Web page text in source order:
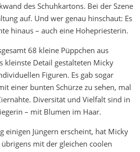
des Schuhkartons. Bei der Szene
auf. Und wer genau hinschaut: Es
hinaus – auch eine Hohepriesterin.
68 kleine Püppchen aus
kleinste Detail gestalteten Micky
Figuren. Es gab sogar
einer bunten Schürze zu sehen, mal
Diversität und Vielfalt sind in
– mit Blumen im Haar.
einigen Jüngern erscheint, hat Micky
mit der gleichen coolen